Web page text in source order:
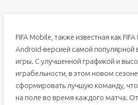
FIFA Mobile, также известная как
Android-версией самой популярной
игры. С улучшенной графикой и
играбельности, в этом новом
сформировать лучшую команду,
на поле во время каждого матча.